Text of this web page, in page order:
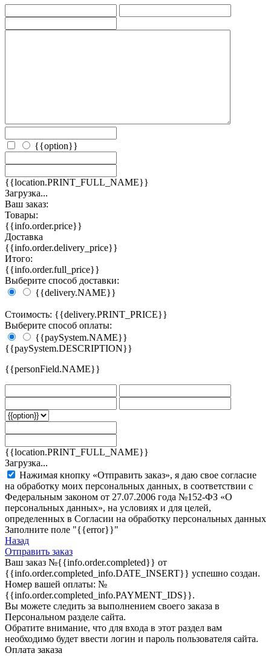
{{option}}
{{location.PRINT_FULL_NAME}}
Загрузка...
Ваш заказ:
Товары:
{{info.order.price}}
Доставка
{{info.order.delivery_price}}
Итого:
{{info.order.full_price}}
Выберите способ доставки:
{{delivery.NAME}}
Стоимость: {{delivery.PRINT_PRICE}}
Выберите способ оплаты:
{{paySystem.NAME}}
{{paySystem.DESCRIPTION}}
{{personField.NAME}}
{{location.PRINT_FULL_NAME}}
Загрузка...
Нажимая кнопку «Отправить заказ», я даю свое согласие
на обработку моих персональных данных, в соответствии с
Федеральным законом от 27.07.2006 года №152-ФЗ «О
персональных данных», на условиях и для целей,
определенных в Согласии на обработку персональных данных
Заполните поле "{{error}}"
Назад
Отправить заказ
Ваш заказ №{{info.order.completed}} от
{{info.order.completed_info.DATE_INSERT}} успешно создан.
Номер вашей оплаты: №
{{info.order.completed_info.PAYMENT_IDS}}.
Вы можете следить за выполнением своего заказа в
Персональном разделе сайта.
Обратите внимание, что для входа в этот раздел вам
необходимо будет ввести логин и пароль пользователя сайта.
Оплата заказа